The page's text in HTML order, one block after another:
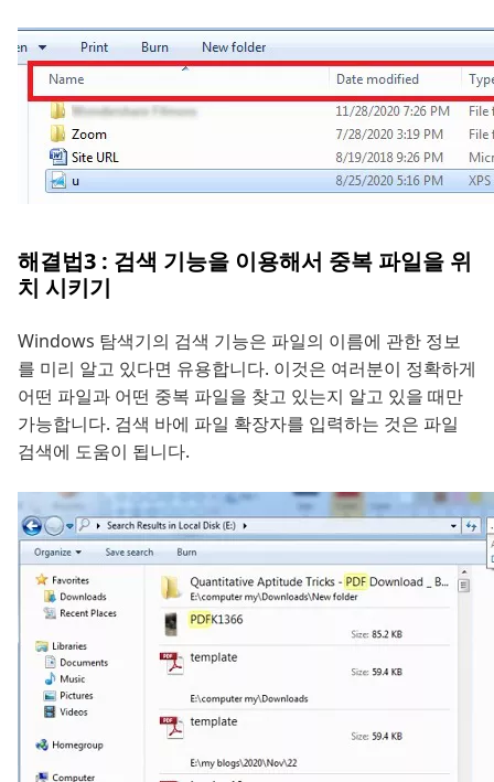
해결법3 : 검색 기능을 이용해서 중복 파일을 위
치 시키기
Windows 탐색기의 검색 기능은 파일의 이름에 관한 정보
를 미리 알고 있다면 유용합니다. 이것은 여러분이 정확하게
어떤 파일과 어떤 중복 파일을 찾고 있는지 알고 있을 때만
가능합니다. 검색 바에 파일 확장자를 입력하는 것은 파일
검색에 도움이 됩니다.